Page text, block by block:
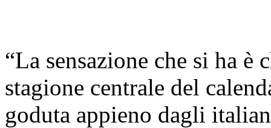
“La sensazione che si ha è
stagione centrale del
goduta appieno dagli